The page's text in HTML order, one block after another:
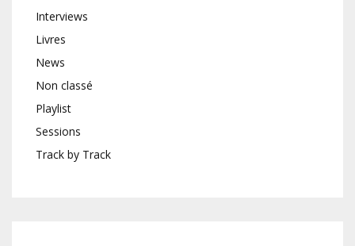
Interviews
Livres
News
Non classé
Playlist
Sessions
Track by Track